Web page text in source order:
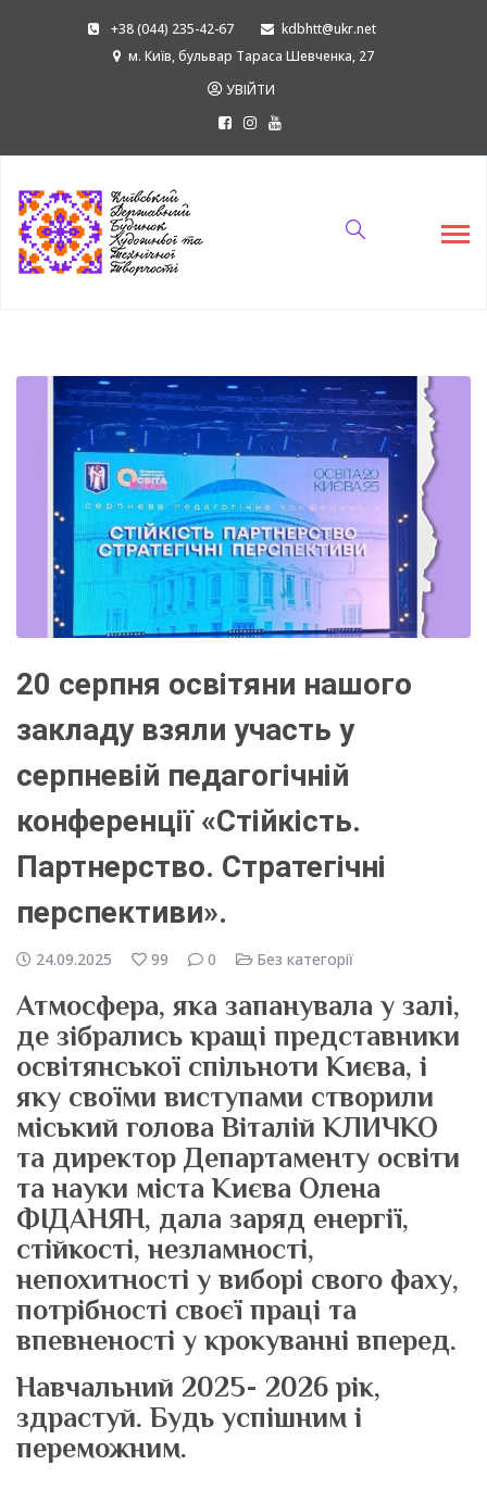
+38 (044) 235-42-67
kdbhtt@ukr.net
м. Київ, бульвар Тараса Шевченка, 27
УВІЙТИ
20 серпня освітяни нашого
закладу взяли участь у
серпневій педагогічній
конференції «Стійкість.
Партнерство. Стратегічні
перспективи».
24.09.2025 99 0 Без категорії
Атмосфера, яка запанувала у залі,
де зібрались кращі представники
освітянської спільноти Києва, і
яку своїми виступами створили
міський голова Віталій КЛИЧКО
та директор Департаменту освіти
та науки міста Києва Олена
ФІДАНЯН, дала заряд енергії,
стійкості, незламності,
непохитності у виборі свого фаху,
потрібності своєї праці та
впевненості у крокуванні вперед.
Навчальний 2025- 2026 рік,
здрастуй. Будь успішним і
переможним.